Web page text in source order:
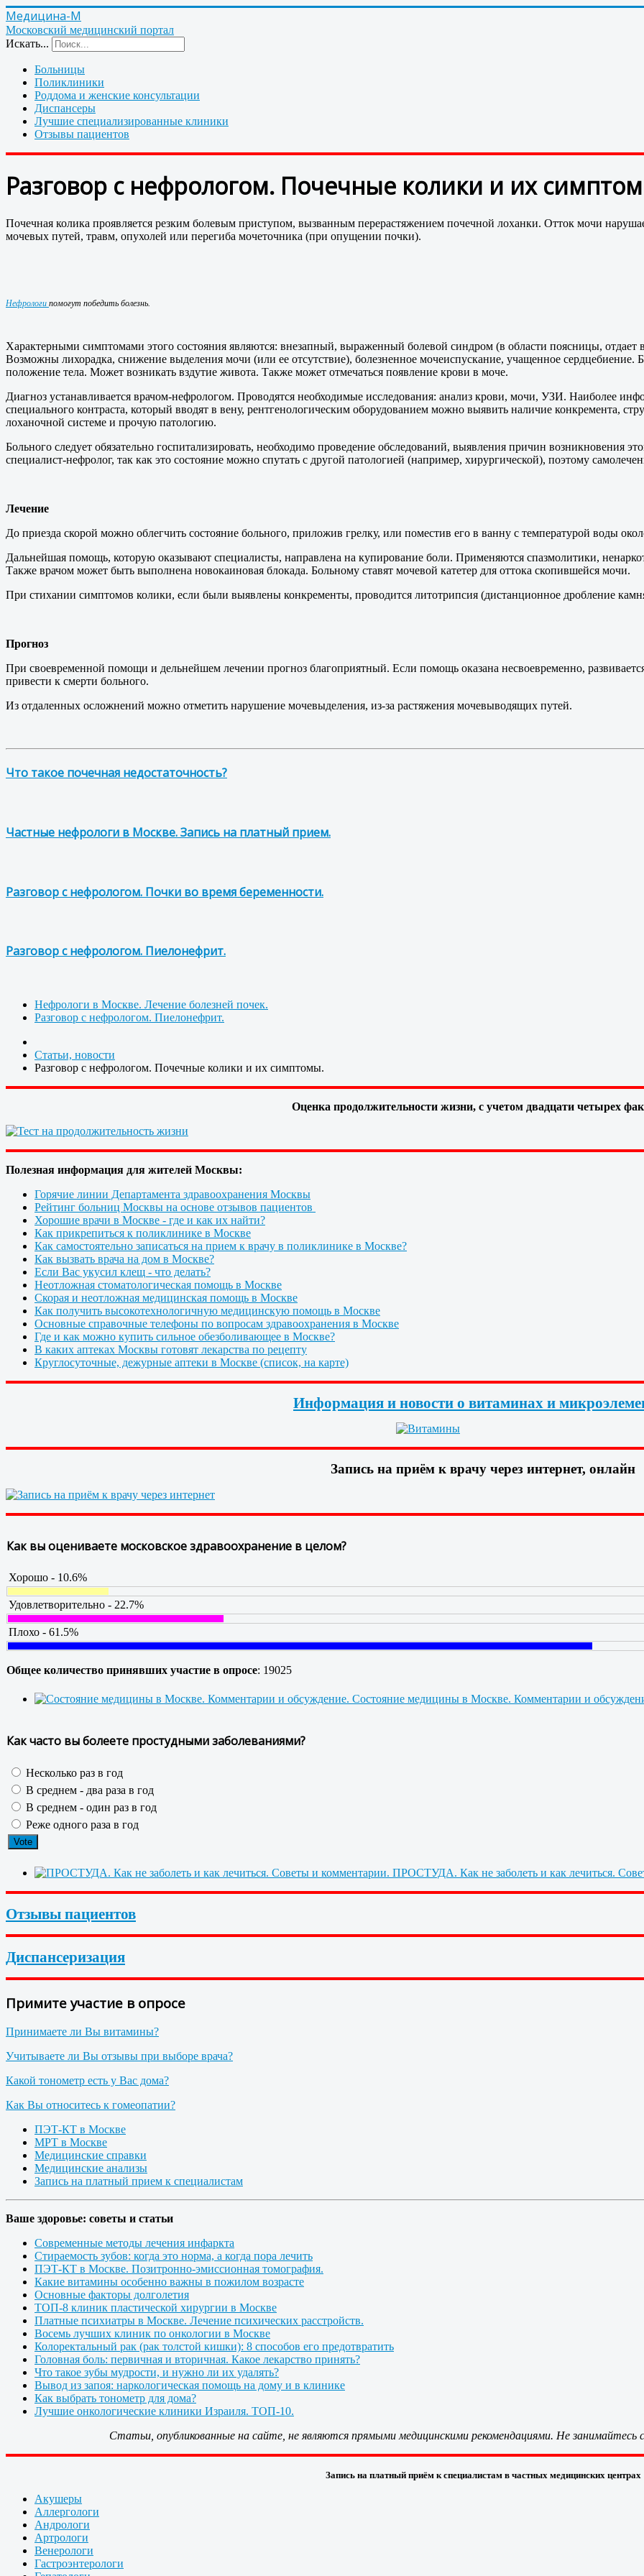
Медицина-М
Московский медицинский портал
Искать...
Больницы
Поликлиники
Роддома и женские консультации
Диспансеры
Лучшие специализированные клиники
Отзывы пациентов
Разговор с нефрологом. Почечные колики и их
Почечная колика проявляется резким болевым приступом, вызванным перерастяжением почечной лоханки. Отток мочи
мочевых путей, травм, опухолей или перегиба мочеточника (при опущении почки).
Нефрологи помогут победить болезнь.
Характерными симптомами этого состояния являются: внезапный, выраженный болевой синдром (в области поясницы, отдает
Возможны лихорадка, снижение выделения мочи (или ее отсутствие), болезненное мочеиспускание, учащенное сердцебиение.
положение тела. Может возникать вздутие живота. Также может отмечаться появление крови в моче.
Диагноз устанавливается врачом-нефрологом. Проводятся необходимые исследования: анализ крови, мочи, УЗИ. Наиболее
специального контраста, который вводят в вену, рентгенологическим оборудованием можно выявить наличие конкремента,
лоханочной системе и прочую патологию.
Больного следует обязательно госпитализировать, необходимо проведение обследований, выявления причин возникновения
специалист-нефролог, так как это состояние можно спутать с другой патологией (например, хирургической), поэтому
Лечение
До приезда скорой можно облегчить состояние больного, приложив грелку, или поместив его в ванну с температурой воды
Дальнейшая помощь, которую оказывают специалисты, направлена на купирование боли. Применяются спазмолитики,
Также врачом может быть выполнена новокаиновая блокада. Больному ставят мочевой катетер для оттока скопившейся мочи.
При стихании симптомов колики, если были выявлены конкременты, проводится литотрипсия (дистанционное дробление
Прогноз
При своевременной помощи и дельнейшем лечении прогноз благоприятный. Если помощь оказана несвоевременно,
привести к смерти больного.
Из отдаленных осложнений можно отметить нарушение мочевыделения, из-за растяжения мочевыводящих путей.
Что такое почечная недостаточность?
Частные нефрологи в Москве. Запись на платный прием.
Разговор с нефрологом. Почки во время беременности.
Разговор с нефрологом. Пиелонефрит.
Нефрологи в Москве. Лечение болезней почек.
Разговор с нефрологом. Пиелонефрит.
Статьи, новости
Разговор с нефрологом. Почечные колики и их симптомы.
Оценка продолжительности жизни, с учетом двадцати четырех
Полезная информация для жителей Москвы:
Горячие линии Департамента здравоохранения Москвы
Рейтинг больниц Москвы на основе отзывов пациентов
Хорошие врачи в Москве - где и как их найти?
Как прикрепиться к поликлинике в Москве
Как самостоятельно записаться на прием к врачу в поликлинике в Москве?
Как вызвать врача на дом в Москве?
Если Вас укусил клещ - что делать?
Неотложная стоматологическая помощь в Москве
Скорая и неотложная медицинская помощь в Москве
Как получить высокотехнологичную медицинскую помощь в Москве
Основные справочные телефоны по вопросам здравоохранения в Москве
Где и как можно купить сильное обезболивающее в Москве?
В каких аптеках Москвы готовят лекарства по рецепту
Круглосуточные, дежурные аптеки в Москве (список, на карте)
Информация и новости о витаминах и
Запись на приём к врачу через интернет, онлайн
Как вы оцениваете московское здравоохранение в целом?
Хорошо - 10.6%
Удовлетворительно - 22.7%
Плохо - 61.5%
Общее количество принявших участие в опросе: 19025
Состояние медицины в Москве. Комментарии и
Как часто вы болеете простудными заболеваниями?
Несколько раз в год
В среднем - два раза в год
В среднем - один раз в год
Реже одного раза в год
ПРОСТУДА. Как не заболеть и как лечиться.
Отзывы пациентов
Диспансеризация
Примите участие в опросе
Принимаете ли Вы витамины?
Учитываете ли Вы отзывы при выборе врача?
Какой тонометр есть у Вас дома?
Как Вы относитесь к гомеопатии?
ПЭТ-КТ в Москве
МРТ в Москве
Медицинские справки
Медицинские анализы
Запись на платный прием к специалистам
Ваше здоровье: советы и статьи
Современные методы лечения инфаркта
Стираемость зубов: когда это норма, а когда пора лечить
ПЭТ-КТ в Москве. Позитронно-эмиссионная томография.
Какие витамины особенно важны в пожилом возрасте
Основные факторы долголетия
ТОП-8 клиник пластической хирургии в Москве
Платные психиатры в Москве. Лечение психических расстройств.
Восемь лучших клиник по онкологии в Москве
Колоректальный рак (рак толстой кишки): 8 способов его предотвратить
Головная боль: первичная и вторичная. Какое лекарство принять?
Что такое зубы мудрости, и нужно ли их удалять?
Вывод из запоя: наркологическая помощь на дому и в клинике
Как выбрать тонометр для дома?
Лучшие онкологические клиники Израиля. ТОП-10.
Статьи, опубликованные на сайте, не являются прямыми медицинскими рекомендациями. Не занимайтесь
Запись на платный приём к специалистам в частных медицинских центрах
Акушеры
Аллергологи
Андрологи
Артрологи
Венерологи
Гастроэнтерологи